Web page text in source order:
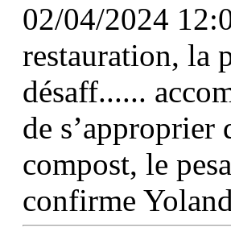
02/04/2024
restauration, la
désaff......
de s’approprier
compost, le
confirme